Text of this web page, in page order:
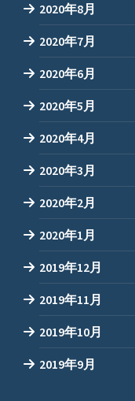
2020年8月
2020年7月
2020年6月
2020年5月
2020年4月
2020年3月
2020年2月
2020年1月
2019年12月
2019年11月
2019年10月
2019年9月